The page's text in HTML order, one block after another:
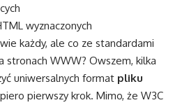
wyznaczonych
każdy, ale co ze standardami
stronach WWW? Owszem, kilka
uniwersalnych format pliku
pierwszy krok. Mimo, że W3C